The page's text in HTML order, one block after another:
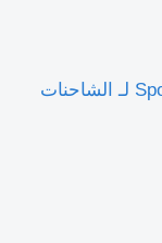
جناح (سبويلر) Spoiler Lateral Cabina Stânga لـ الشاحنات